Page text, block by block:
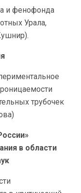
и фенофонда
Урала,
трубочек
в области